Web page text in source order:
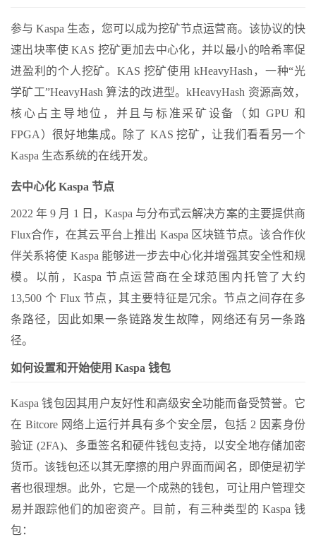
参与 Kaspa 生态，您可以成为挖矿节点运营商。该协议的快
速出块率使 KAS 挖矿更加去中心化，并以最小的哈希率促
进盈利的个人挖矿。KAS 挖矿使用 kHeavyHash，一种“光
学矿工”HeavyHash 算法的改进型。kHeavyHash 资源高效，
核心占主导地位，并且与标准采矿设备（如 GPU 和
FPGA）很好地集成。除了 KAS 挖矿，让我们看看另一个
Kaspa 生态系统的在线开发。
去中心化 Kaspa 节点
2022 年 9 月 1 日，Kaspa 与分布式云解决方案的主要提供商
Flux合作，在其云平台上推出 Kaspa 区块链节点。该合作伙
伴关系将使 Kaspa 能够进一步去中心化并增强其安全性和规
模。以前，Kaspa 节点运营商在全球范围内托管了大约
13,500 个 Flux 节点，其主要特征是冗余。节点之间存在多
条路径，因此如果一条链路发生故障，网络还有另一条路
径。
如何设置和开始使用 Kaspa 钱包
Kaspa 钱包因其用户友好性和高级安全功能而备受赞誉。它
在 Bitcore 网络上运行并具有多个安全层，包括 2 因素身份
验证 (2FA)、多重签名和硬件钱包支持，以安全地存储加密
货币。该钱包还以其无摩擦的用户界面而闻名，即使是初学
者也很理想。此外，它是一个成熟的钱包，可让用户管理交
易并跟踪他们的加密资产。目前，有三种类型的 Kaspa 钱
包：